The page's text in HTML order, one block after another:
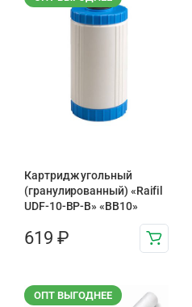
Картридж угольный
(гранулированный) «Raifil
UDF-10-BP-B» «BB10»
619 ₽
ОПТ ВЫГОДНЕЕ